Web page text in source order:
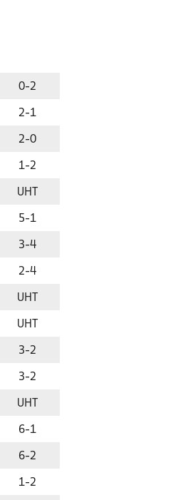
0-2
2-1
2-0
1-2
UHT
5-1
3-4
2-4
UHT
UHT
3-2
3-2
UHT
6-1
6-2
1-2